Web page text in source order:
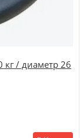
кг / диаметр 26